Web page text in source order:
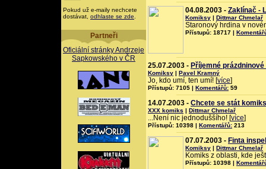
Pokud už e-maily nechcete
dostávat, odhlaste se zde
Partneři
Oficiální stránky Andrzeje
Sapkowského v ČR
04.08.2003 - Zaklínač -
Komiksy | Dittmar Chmelař
Staronový hrdina v
Přístupů: 18717 |
25.07.2003 - Příjemné
Komiksy | Pavel Kramný
Jo, kdo umí, ten umí! [více]
Přístupů: 7105 | Komentářů: 59
14.07.2003 - Chcete se stát
XXX komiks | Dittmar Chmelař
...Není nic jednoduššího! [více]
Přístupů: 10398 | Komentářů: 213
07.07.2003 - Finta
Komiksy | Dittmar Chmelař
Komiks z oblasti, kde
Přístupů: 10398 |